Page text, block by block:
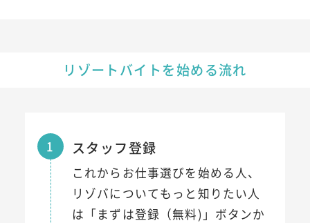
リゾートバイトを始める流れ
1 スタッフ登録
これからお仕事選びを始める人、
リゾバについてもっと知りたい人
は「まずは登録（無料)」ボタンか